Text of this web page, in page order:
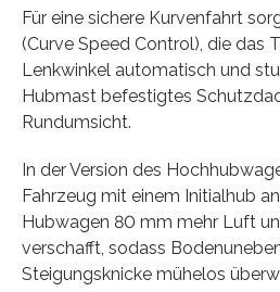
Für eine sichere Kurvenfahrt
(Curve Speed Control), die das
Lenkwinkel automatisch und
Hubmast befestigtes
Rundumsicht.
In der Version des
Fahrzeug mit einem Initialhub
Hubwagen 80 mm mehr Luft
verschafft, sodass
Steigungsknicke mühelos